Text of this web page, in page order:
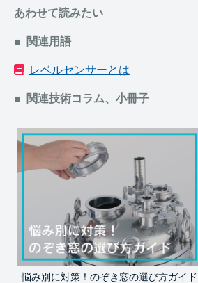
あわせて読みたい
関連用語
レベルセンサーとは
関連技術コラム、小冊子
悩み別に対策！のぞき窓の選び方ガイド